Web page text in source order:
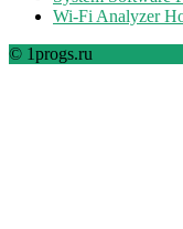
Wi-Fi Analyzer
© 1progs.ru